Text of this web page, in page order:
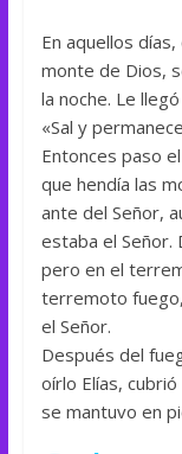
En aquellos
monte de Dios,
la noche. Le
«Sal y
Entonces paso
que hendía las
ante del Señor,
estaba el Señor.
pero en el
terremoto
el Señor.
Después del
oírlo Elías,
se mantuvo en